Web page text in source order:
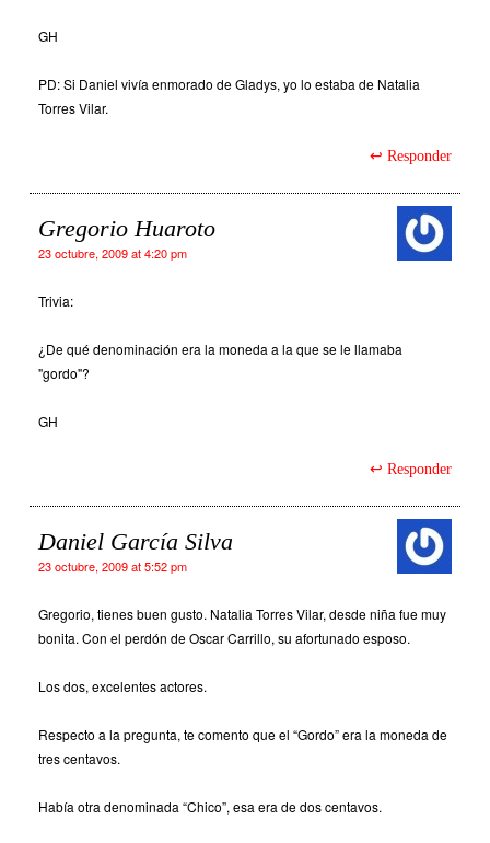
GH
PD: Si Daniel vivía enmorado de Gladys, yo lo estaba de Natalia
Torres Vilar.
Responder
Gregorio Huaroto
23 octubre, 2009 at 4:20 pm
Trivia:
¿De qué denominación era la moneda a la que se le llamaba
"gordo"?
GH
Responder
Daniel García Silva
23 octubre, 2009 at 5:52 pm
Gregorio, tienes buen gusto. Natalia Torres Vilar, desde niña fue muy
bonita. Con el perdón de Oscar Carrillo, su afortunado esposo.
Los dos, excelentes actores.
Respecto a la pregunta, te comento que el “Gordo” era la moneda de
tres centavos.
Había otra denominada “Chico”, esa era de dos centavos.